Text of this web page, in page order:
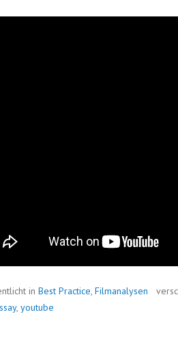
in Best Practice, Filmanalysen
, youtube